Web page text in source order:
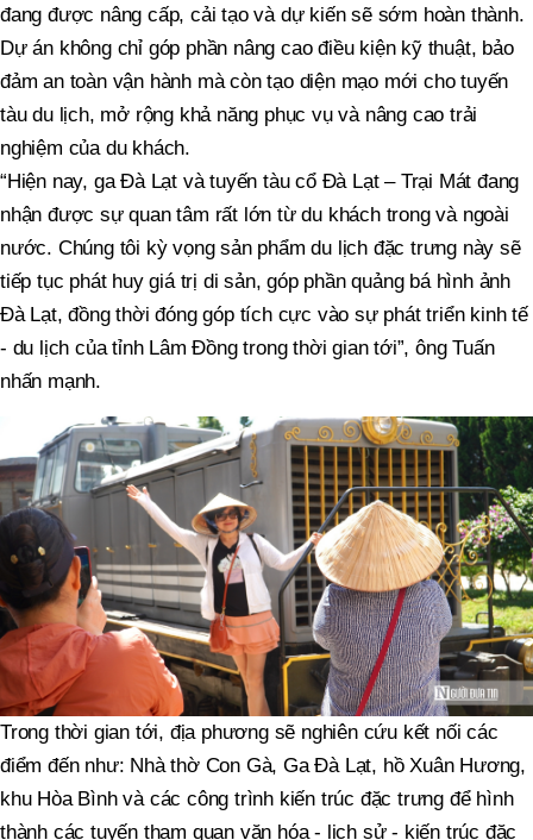
đang được nâng cấp, cải tạo và dự kiến sẽ sớm hoàn thành.
Dự án không chỉ góp phần nâng cao điều kiện kỹ thuật, bảo
đảm an toàn vận hành mà còn tạo diện mạo mới cho tuyến
tàu du lịch, mở rộng khả năng phục vụ và nâng cao trải
nghiệm của du khách.
“Hiện nay, ga Đà Lạt và tuyến tàu cổ Đà Lạt – Trại Mát đang
nhận được sự quan tâm rất lớn từ du khách trong và ngoài
nước. Chúng tôi kỳ vọng sản phẩm du lịch đặc trưng này sẽ
tiếp tục phát huy giá trị di sản, góp phần quảng bá hình ảnh
Đà Lạt, đồng thời đóng góp tích cực vào sự phát triển kinh tế
- du lịch của tỉnh Lâm Đồng trong thời gian tới”, ông Tuấn
nhấn mạnh.
Trong thời gian tới, địa phương sẽ nghiên cứu kết nối các
điểm đến như: Nhà thờ Con Gà, Ga Đà Lạt, hồ Xuân Hương,
khu Hòa Bình và các công trình kiến trúc đặc trưng để hình
thành các tuyến tham quan văn hóa - lịch sử - kiến trúc đặc